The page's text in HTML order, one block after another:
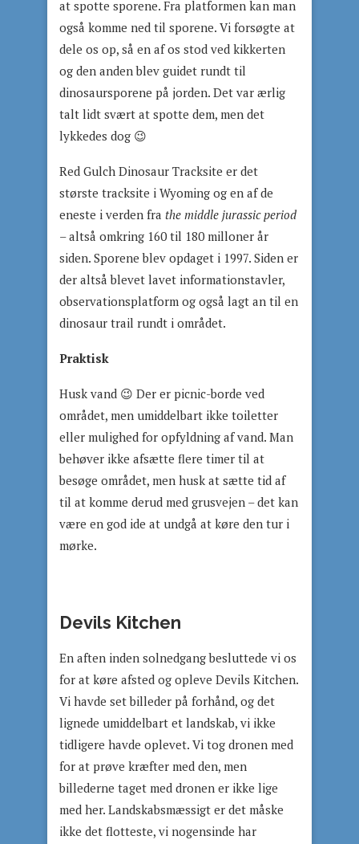
at spotte sporene. Fra platformen kan man
også komme ned til sporene. Vi forsøgte at
dele os op, så en af os stod ved kikkerten
og den anden blev guidet rundt til
dinosaursporene på jorden. Det var ærlig
talt lidt svært at spotte dem, men det
lykkedes dog 😉
Red Gulch Dinosaur Tracksite er det
største tracksite i Wyoming og en af de
eneste i verden fra the middle jurassic period
– altså omkring 160 til 180 milloner år
siden. Sporene blev opdaget i 1997. Siden er
der altså blevet lavet informationstavler,
observationsplatform og også lagt an til en
dinosaur trail rundt i området.
Praktisk
Husk vand 😉 Der er picnic-borde ved
området, men umiddelbart ikke toiletter
eller mulighed for opfyldning af vand. Man
behøver ikke afsætte flere timer til at
besøge området, men husk at sætte tid af
til at komme derud med grusvejen – det kan
være en god ide at undgå at køre den tur i
mørke.
Devils Kitchen
En aften inden solnedgang besluttede vi os
for at køre afsted og opleve Devils Kitchen.
Vi havde set billeder på forhånd, og det
lignede umiddelbart et landskab, vi ikke
tidligere havde oplevet. Vi tog dronen med
for at prøve kræfter med den, men
billederne taget med dronen er ikke lige
med her. Landskabsmæssigt er det måske
ikke det flotteste, vi nogensinde har